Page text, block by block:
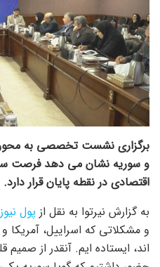
برگزاری نشست تخصصی به
و سوریه نشان می دهد فرصت
اقتصادی در نقطه پایان قرار دارد.
به گزارش نیرتوا به نقل از پول نیوز
و مشکلاتی که اسراییل، آمریکا
اند، ایستاده ایم. آنقدر از